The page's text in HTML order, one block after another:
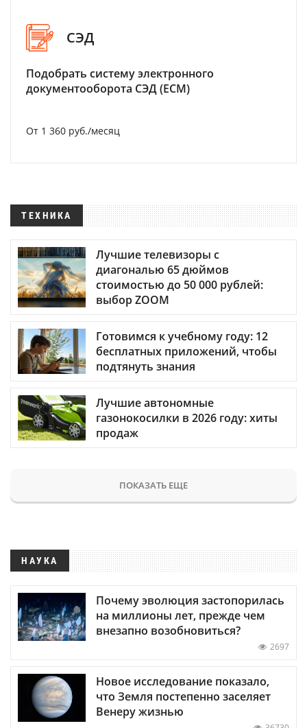
СЭД
Подобрать систему электронного
документооборота СЭД (ECM)
От 1 360 руб./месяц
ТЕХНИКА
Лучшие телевизоры с
диагональю 65 дюймов
стоимостью до 50 000 рублей:
выбор ZOOM
Готовимся к учебному году: 12
бесплатных приложений, чтобы
подтянуть знания
Лучшие автономные
газонокосилки в 2026 году: хиты
продаж
ПОКАЗАТЬ ЕЩЕ
НАУКА
Почему эволюция застопорилась
на миллионы лет, прежде чем
внезапно возобновиться?
2697
Новое исследование показало,
что Земля постепенно заселяет
Венеру жизнью